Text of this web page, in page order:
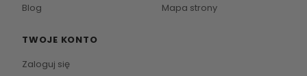
Blog
Mapa strony
TWOJE KONTO
Zaloguj się